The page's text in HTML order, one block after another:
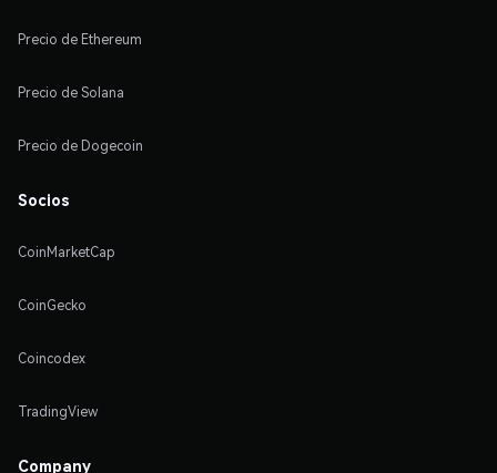
Precio de Ethereum
Precio de Solana
Precio de Dogecoin
Socios
CoinMarketCap
CoinGecko
Coincodex
TradingView
Company